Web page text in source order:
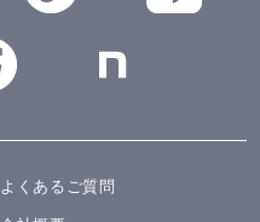
よくあるご質問